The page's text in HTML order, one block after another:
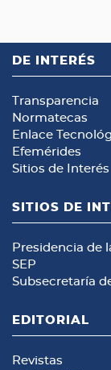
DE INTERÉS
Transparencia
Normatecas
Enlace
Efemérides
Sitios de Interés
SITIOS DE
Presidencia de
SEP
Subsecretaría
EDITORIAL
Revistas